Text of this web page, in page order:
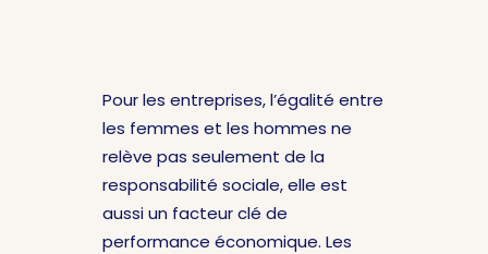
Pour les entreprises, l’égalité entre
les femmes et les hommes ne
relève pas seulement de la
responsabilité sociale, elle est
aussi un facteur clé de
performance économique. Les